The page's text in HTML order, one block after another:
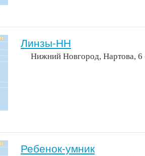
Линзы-НН
Нижний Новгород, Нартова, 6
Ребенок-умник